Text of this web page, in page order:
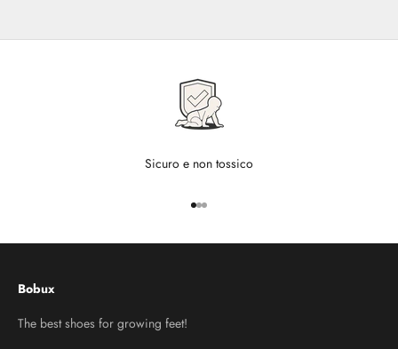
Sicuro e non tossico
Vai all'articolo 1
Vai all'articolo 2
Vai all'articolo 3
Bobux
The best shoes for growing feet!